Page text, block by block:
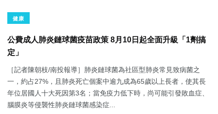
健康
公費成人肺炎鏈球菌疫苗政策 8月10日起全面升級「1劑搞
定」
［記者陳朝枝/南投報導］肺炎鏈球菌為社區型肺炎常見致病菌之
一，約占27%，且肺炎死亡個案中逾九成為65歲以上長者，使其長
年位居國人十大死因第3名；當免疫力低下時，尚可能引發敗血症、
腦膜炎等侵襲性肺炎鏈球菌感染症...